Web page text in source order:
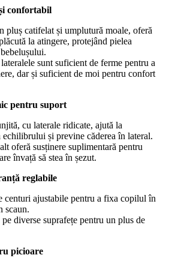
confortabil
pluș catifelat și umplutură moale, oferă
la atingere, protejând pielea
sunt suficient de ferme pentru a
dar și suficient de moi pentru confort
pentru suport
cu laterale ridicate, ajută la
echilibrului și previne căderea în lateral.
oferă susținere suplimentară pentru
învață să stea în șezut.
reglabile
centuri ajustabile pentru a fixa copilul în
scaun.
diverse suprafețe pentru un plus de
picioare